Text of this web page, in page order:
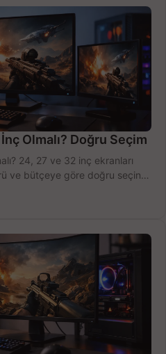
Olmalı? Doğru Seçim
24, 27 ve 32 inç ekranları
ve bütçeye göre doğru seçin,